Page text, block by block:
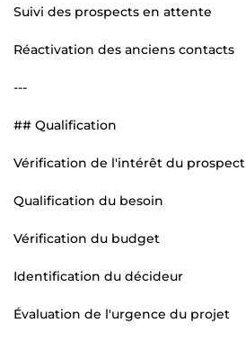
Suivi des prospects en attente
Réactivation des anciens contacts
---
## Qualification
Vérification de l'intérêt du prospect
Qualification du besoin
Vérification du budget
Identification du décideur
Évaluation de l'urgence du projet